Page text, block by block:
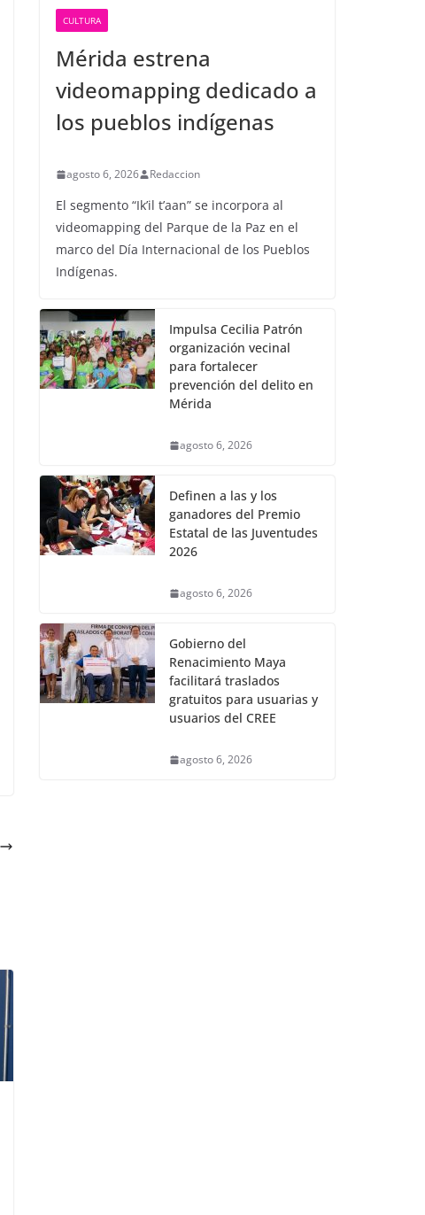
CULTURA
Mérida estrena
videomapping dedicado a
los pueblos indígenas
agosto 6, 2026 Redaccion
El segmento “Ik’il t’aan” se incorpora al
videomapping del Parque de la Paz en el
marco del Día Internacional de los Pueblos
Indígenas.
Impulsa Cecilia Patrón
organización vecinal
para fortalecer
prevención del delito en
Mérida
agosto 6, 2026
Definen a las y los
ganadores del Premio
Estatal de las Juventudes
2026
agosto 6, 2026
Gobierno del
Renacimiento Maya
facilitará traslados
gratuitos para usuarias y
usuarios del CREE
agosto 6, 2026